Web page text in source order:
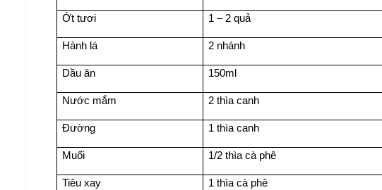
Ớt tươi 1 – 2 quả
Hành lá 2 nhánh
Dầu ăn 150ml
Nước mắm 2 thìa canh
Đường 1 thìa canh
Muối 1/2 thìa cà phê
Tiêu xay 1 thìa cà phê